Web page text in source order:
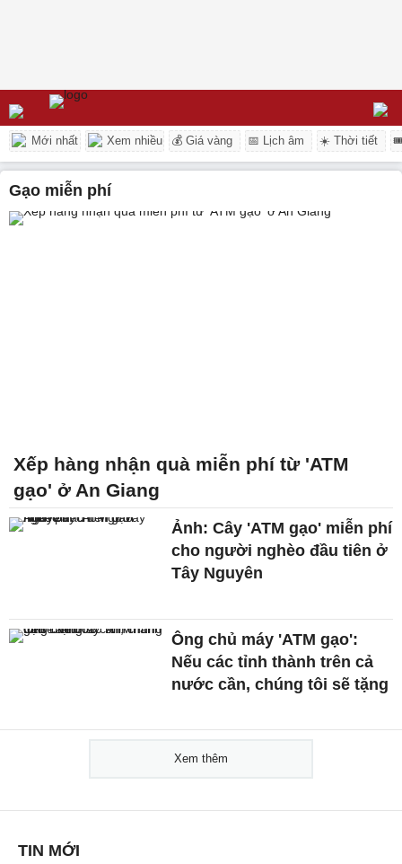
Mới nhất Xem nhiều 💰 Giá vàng 📅 Lịch âm ☀️ Thời tiết
gạo miễn phí
Xếp hàng nhận quà miễn phí từ 'ATM
gạo' ở An Giang
Ảnh: Cây 'ATM gạo' miễn phí
cho người nghèo đầu tiên ở
Tây Nguyên
Ông chủ máy 'ATM gạo':
Nếu các tỉnh thành trên cả
nước cần, chúng tôi sẽ tặng
Xem thêm
TIN MỚI